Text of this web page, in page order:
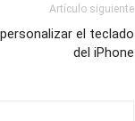
Artículo siguiente
el teclado
del iPhone